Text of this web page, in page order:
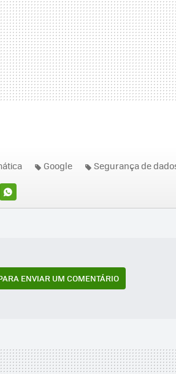
WHATSAPP
Google Segurança de
ENVIAR UM COMENTÁRIO